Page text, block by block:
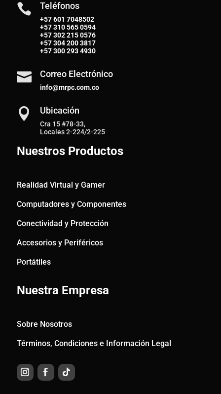
 Teléfonos
+57 601 7048502
+57310 565 0594
+57302 215 0576
+57304 200 3817
+57300 293 4930
 Correo Electrónico
info@mrpc.com.co
 Ubicación
Cra 15 #78-33,
Locales 2-224/2-225
Nuestros Productos
Realidad Virtual y Gamer
Computadores y Componentes
Conectividad y Protección
Accesorios y Periféricos
Portátiles
Nuestra Empresa
Sobre Nosotros
Términos, Condiciones e Información Legal